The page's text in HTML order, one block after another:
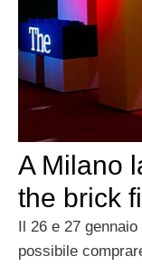
A Milano
the brick
Il 26 e 27
possibile